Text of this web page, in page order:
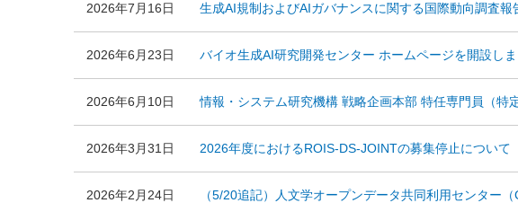
2026年7月16日 生成AI規制およびAIガバナンスに関する国際動向調査報
2026年6月23日 バイオ生成AI研究開発センター ホームページを開設し
2026年6月10日 情報・システム研究機構 戦略企画本部 特任専門員（特
2026年3月31日 2026年度におけるROIS-DS-JOINTの募集停止について
2026年2月24日 （5/20追記）人文学オープンデータ共同利用センター